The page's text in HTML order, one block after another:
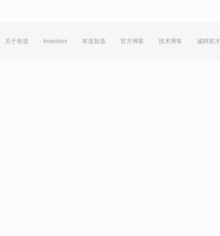
关于有道 Investors 有道智选 官方博客 技术博客 诚聘英才